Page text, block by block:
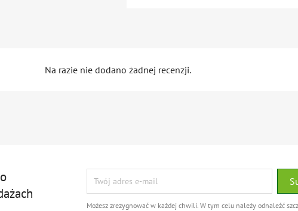
Na razie nie dodano żadnej recenzji.
Możesz zrezygnować w każdej chwili. W tym celu należy odnaleźć